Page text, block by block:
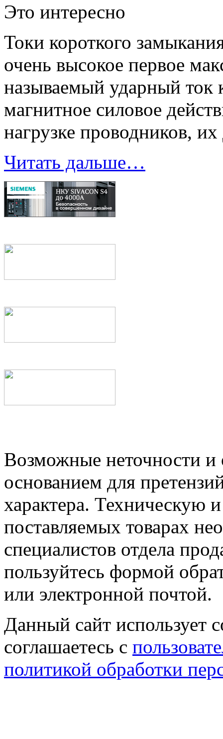
Это интересно
Токи короткого
очень высокое первое
называемый ударный ток
магнитное силовое
нагрузке проводников,
Читать дальше…
Возможные неточности и
основанием для
характера.
поставляемых товарах
специалистов отдела
пользуйтесь формой
или электронной почтой.
Данный сайт использует
соглашаетесь с
политикой обработки